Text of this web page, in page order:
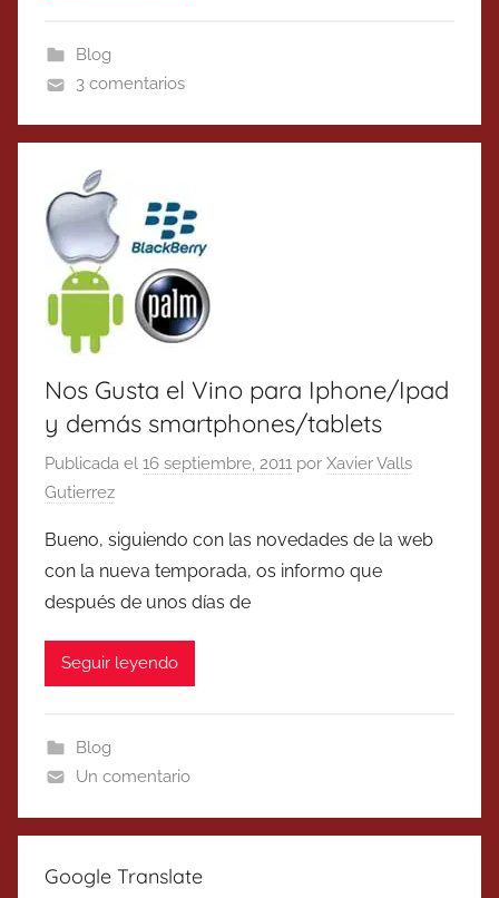
Blog
3 comentarios
Nos Gusta el Vino para Iphone/Ipad
y demás smartphones/tablets
Publicada el 16 septiembre, 2011 por Xavier Valls
Gutierrez
Bueno, siguiendo con las novedades de la web
con la nueva temporada, os informo que
después de unos días de
Seguir leyendo
Blog
Un comentario
Google Translate